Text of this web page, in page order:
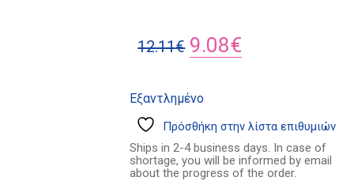
12.11€ Original
was:
12.11€.
9.08€
είναι:
9.08€.
Εξαντλημένο
Πρόσθήκη στην λίστα επιθυμιών
Ships in 2-4 business days. In case of
shortage, you will be informed by email
about the progress of the order.